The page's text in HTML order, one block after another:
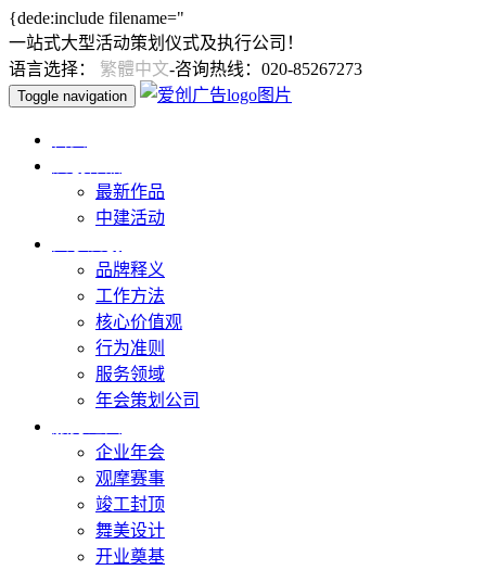
{dede:include filename="
一站式大型活动策划仪式及执行公司！
语言选择： 繁體中文-咨询热线：020-85267273
Toggle navigation
最新作品
中建活动
品牌释义
工作方法
核心价值观
行为准则
服务领域
年会策划公司
企业年会
观摩赛事
竣工封顶
舞美设计
开业奠基